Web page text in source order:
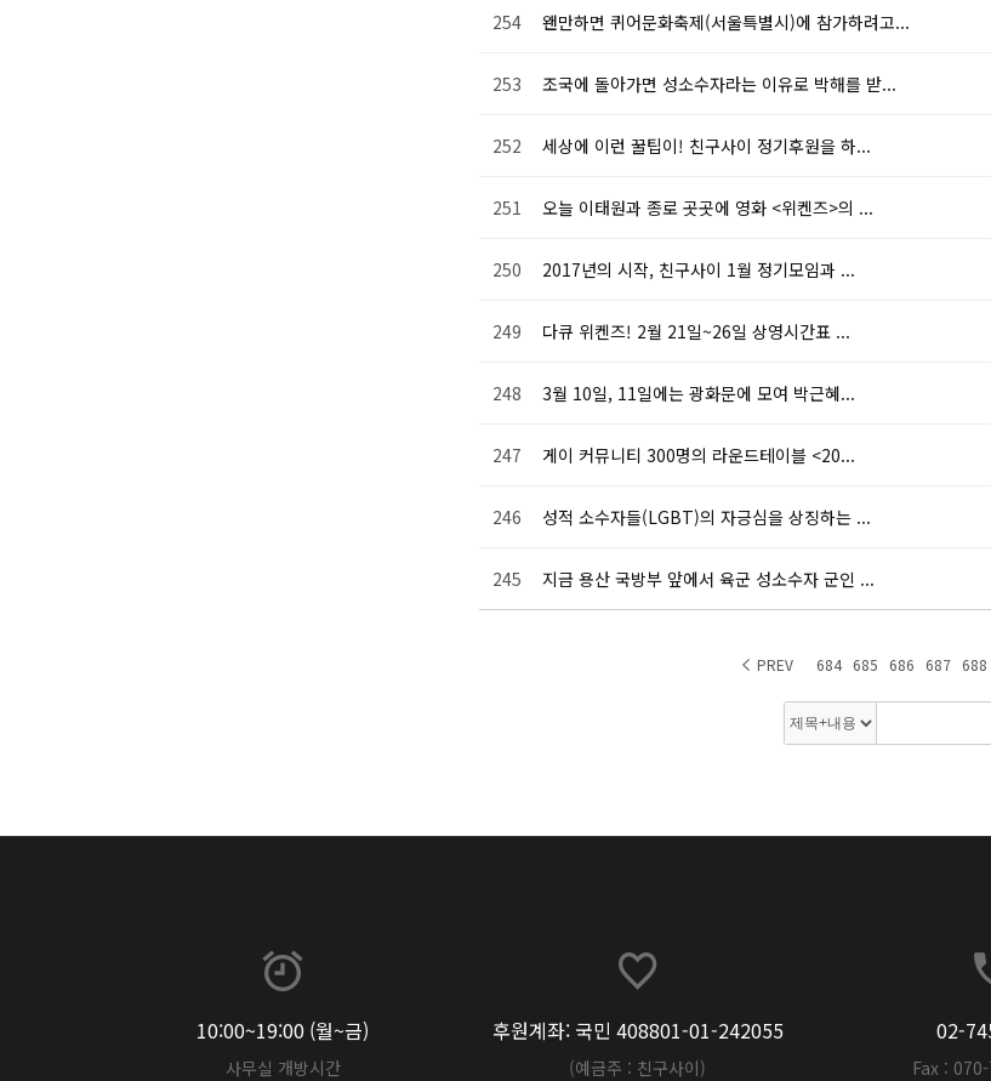
254 왠만하면 퀴어문화축제(서울특별시)에 참가하려고...
253 조국에 돌아가면 성소수자라는 이유로 박해를 받...
252 세상에 이런 꿀팁이! 친구사이 정기후원을 하...
251 오늘 이태원과 종로 곳곳에 영화 <위켄즈>의 ...
250 2017년의 시작, 친구사이 1월 정기모임과 ...
249 다큐 위켄즈! 2월 21일~26일 상영시간표 ...
248 3월 10일, 11일에는 광화문에 모여 박근혜...
247 게이 커뮤니티 300명의 라운드테이블 <20...
246 성적 소수자들(LGBT)의 자긍심을 상징하는 ...
245 지금 용산 국방부 앞에서 육군 성소수자 군인 ...
PREV 684 685 686 687 688
10:00~19:00 (월~금)
사무실 개방시간
후원계좌: 국민 408801-01-242055
(예금주 : 친구사이)
02-
Fax :